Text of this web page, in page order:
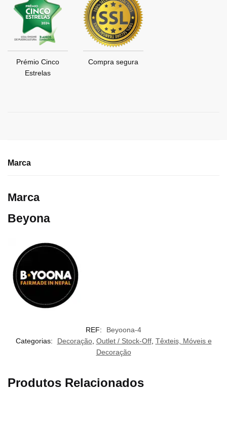
Prémio Cinco
Estrelas
Compra segura
Marca
Marca
Beyona
REF:
Beyoona-4
Categorias:
Decoração, Outlet / Stock-Off, Têxteis, Móveis e
Decoração
Produtos Relacionados